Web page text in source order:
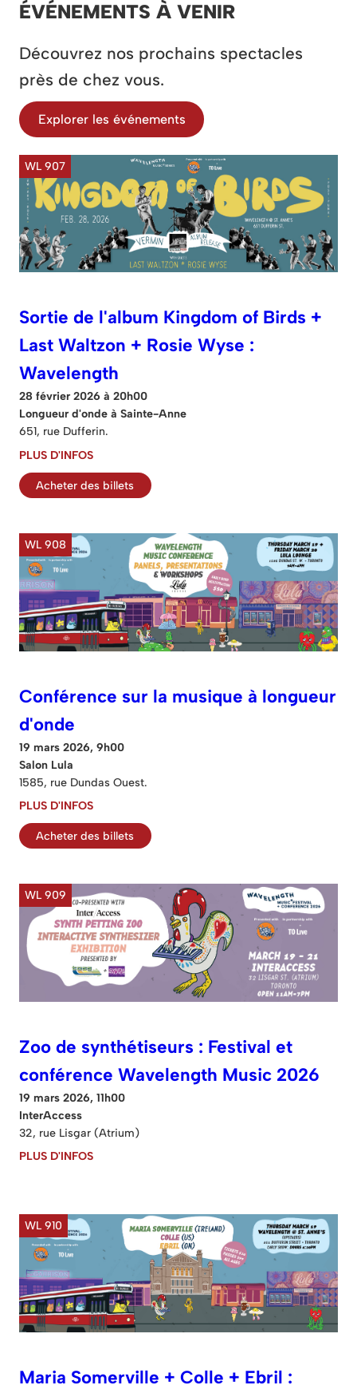
ÉVÉNEMENTS À VENIR
Découvrez nos prochains spectacles
près de chez vous.
Explorer les événements
WL 907
Sortie de l'album Kingdom of Birds +
Last Waltzon + Rosie Wyse :
Wavelength
28 février 2026 à 20h00
Longueur d'onde à Sainte-Anne
651, rue Dufferin.
PLUS D'INFOS
Acheter des billets
WL 908
Conférence sur la musique à longueur
d'onde
19 mars 2026, 9h00
Salon Lula
1585, rue Dundas Ouest.
PLUS D'INFOS
Acheter des billets
WL 909
Zoo de synthétiseurs : Festival et
conférence Wavelength Music 2026
19 mars 2026, 11h00
InterAccess
32, rue Lisgar (Atrium)
PLUS D'INFOS
WL 910
Maria Somerville + Colle + Ebril :